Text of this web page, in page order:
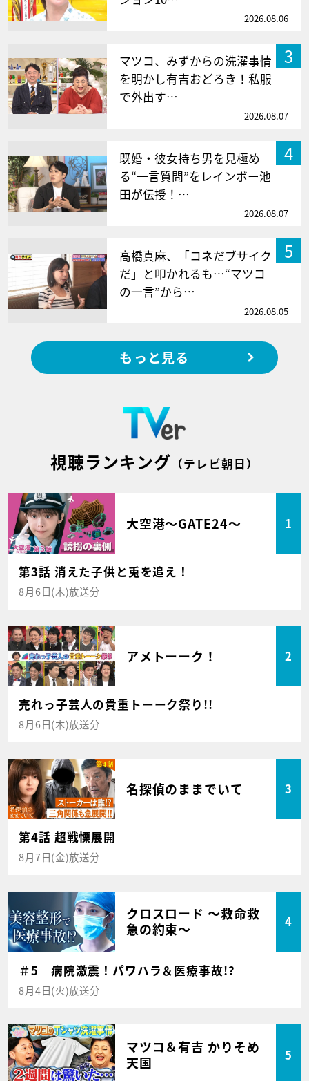
2026.08.06
3
マツコ、みずからの洗濯事情
を明かし有吉おどろき！私服
で外出す…
2026.08.07
4
既婚・彼女持ち男を見極め
る“一言質問”をレインボー池
田が伝授！…
2026.08.07
5
高橋真麻、「コネだブサイク
だ」と叩かれるも…“マツコ
の一言”から…
2026.08.05
もっと見る
視聴ランキング （テレビ朝日）
大空港～GATE24～ 1
第3話 消えた子供と兎を追え！
8月6日(木)放送分
アメトーーク！ 2
売れっ子芸人の貴重トーーク祭り!!
8月6日(木)放送分
名探偵のままでいて 3
第4話 超戦慄展開
8月7日(金)放送分
クロスロード ～救命救
急の約束～
4
＃5 病院激震！パワハラ＆医療事故!?
8月4日(火)放送分
マツコ＆有吉 かりそめ
天国
5